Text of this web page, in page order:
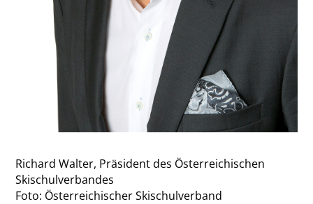
Richard Walter, Präsident des Österreichischen
Skischulverbandes
Foto: Österreichischer Skischulverband